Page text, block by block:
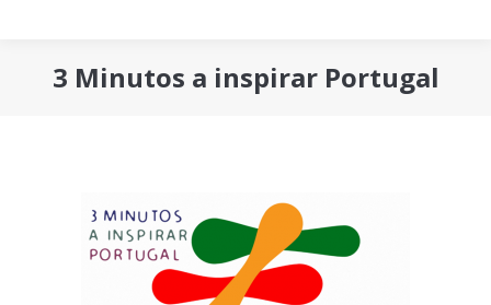
3 Minutos a inspirar Portugal